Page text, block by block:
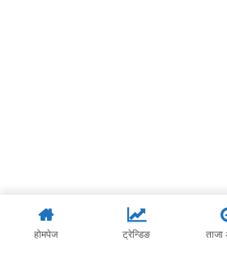
होमपेज ट्रेन्डिङ